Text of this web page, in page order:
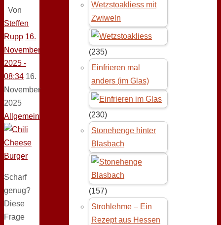
Von
Steffen
Rupp 16.
November
2025 -
08:34 16.
November
2025
Allgemein
Scharf
genug?
Diese
Frage
Wetzstoakliess mit
Zwiweln
(235)
Einfrieren mal
anders (im Glas)
(230)
Stonehenge hinter
Blasbach
(157)
Strohlehme – Ein
Rezept aus Hessen